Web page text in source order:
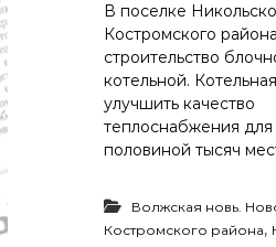
а
,
э
к
о
о
м
а
,
В поселке
Костромского
строительство
котельной.
улучшить качество
теплоснабжения для
половиной тысяч
Волжская новь.
Костромского района,